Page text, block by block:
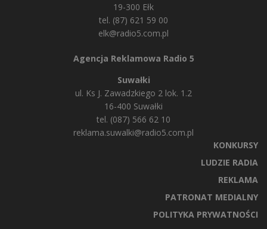
19-300 Ełk
tel. (87) 621 59 00
elk@radio5.com.pl
Agencja Reklamowa Radio 5
Suwałki
ul. Ks J. Zawadzkiego 2 lok. 1.2
16-400 Suwałki
tel. (087) 566 62 10
reklama.suwalki@radio5.com.pl
KONKURSY
LUDZIE RADIA
REKLAMA
PATRONAT MEDIALNY
POLITYKA PRYWATNOŚCI